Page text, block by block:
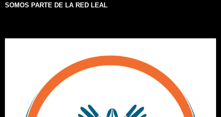
SOMOS PARTE DE LA RED LEAL